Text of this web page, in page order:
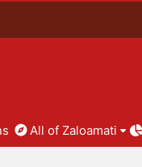
All of Zaloamati